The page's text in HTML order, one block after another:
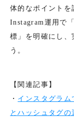
体的なポイントを
Instagram運用で
標」を明確にし、
う。
【関連記事】
・ インスタグラム
とハッシュタグの